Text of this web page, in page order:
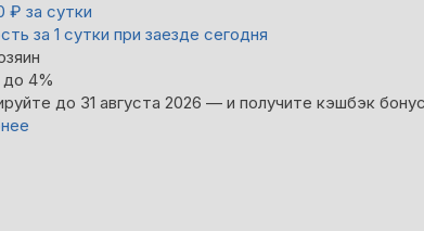
₽ за сутки
за 1 сутки при заезде сегодня
4%
до 31 августа 2026 — и получите кэшбэк